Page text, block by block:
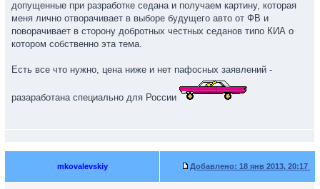
допущенные при разработке седана и получаем картину, которая
меня лично отворачивает в выборе будущего авто от ФВ и
поворачивает в сторону добротных честных седанов типо КИА о
котором собственно эта тема.
Есть все что нужно, цена ниже и нет пафосных заявлений -
разаработана специально для России
mkovalevskiy Добавлено: 18 янв 2013, 20:17